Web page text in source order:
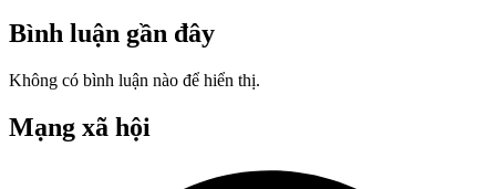
Bình luận gần đây
Không có bình luận nào để hiển thị.
Mạng xã hội